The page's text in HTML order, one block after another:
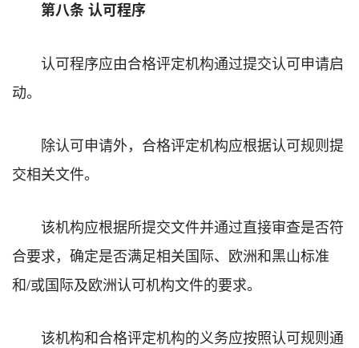
第八条 认可程序
认可程序应由合格评定机构通过提交认可申请启
动。
除认可申请外，合格评定机构应根据认可规则提
交相关文件。
该机构应根据所提交文件并通过直接审查是否符
合要求，确定是否满足相关国际、欧洲和黑山标准
和/或国际及欧洲认可机构文件的要求。
该机构和合格评定机构的义务应按照认可规则通